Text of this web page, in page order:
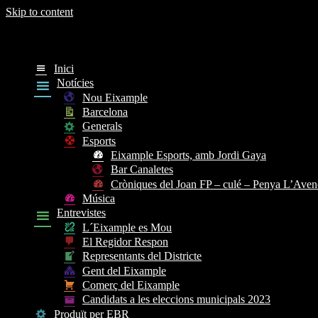
Skip to content
Inici
Notícies
Nou Eixample
Barcelona
Generals
Esports
Eixample Esports, amb Jordi Gaya
Bar Canaletes
Cròniques del Joan FP – culé – Penya
Música
Entrevistes
L´Eixample es Mou
El Regidor Respon
Representants del Districte
Gent del Eixample
Comerç del Eixample
Candidats a les eleccions municipals 2023
Produït per EBR